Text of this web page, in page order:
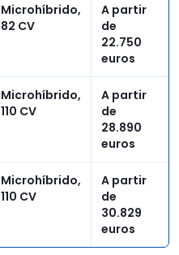
Microhíbrido,
82 CV
A partir
de
22.750
euros
Microhíbrido,
110 CV
A partir
de
28.890
euros
Microhíbrido,
110 CV
A partir
de
30.829
euros